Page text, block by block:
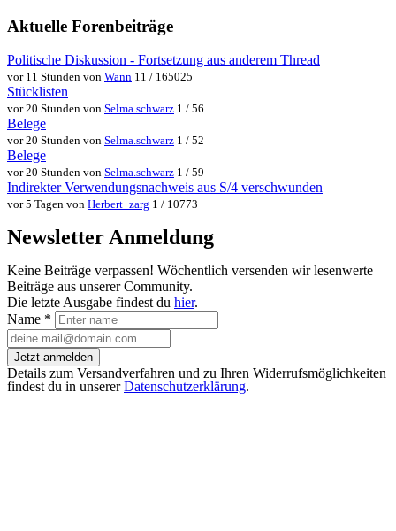
Aktuelle Forenbeiträge
Politische Diskussion - Fortsetzung aus anderem Thread
vor 11 Stunden von Wann 11 / 165025
Stücklisten
vor 20 Stunden von Selma.schwarz 1 / 56
Belege
vor 20 Stunden von Selma.schwarz 1 / 52
Belege
vor 20 Stunden von Selma.schwarz 1 / 59
Indirekter Verwendungsnachweis aus S/4 verschwunden
vor 5 Tagen von Herbert_zarg 1 / 10773
Newsletter Anmeldung
Keine Beiträge verpassen! Wöchentlich versenden wir lesenwerte
Beiträge aus unserer Community.
Die letzte Ausgabe findest du hier.
Name *
Jetzt anmelden
Details zum Versandverfahren und zu Ihren Widerrufsmöglichkeiten
findest du in unsererDatenschutzerklärung.